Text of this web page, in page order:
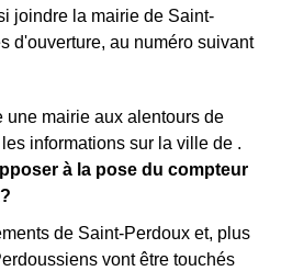
joindre la mairie de Saint-
d'ouverture, au numéro suivant
une mairie aux alentours de
informations sur la ville de .
à la pose du compteur
de Saint-Perdoux et, plus
vont être touchés